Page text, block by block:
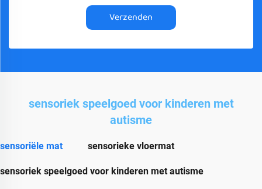
Verzenden
sensoriek speelgoed voor kinderen met
autisme
sensoriële mat sensorieke vloermat
sensoriek speelgoed voor kinderen met autisme